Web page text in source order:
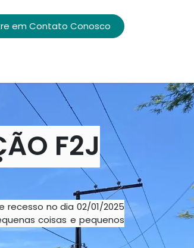
em Contato Conosco
F2J
recesso no dia 02/01/2025
coisas e pequenos